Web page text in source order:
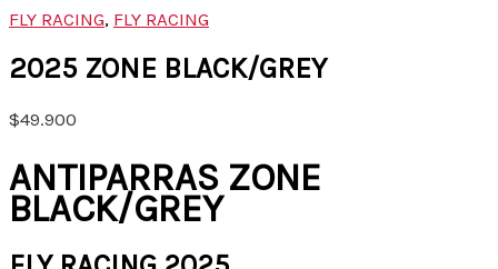
FLY RACING, FLY RACING
2025 ZONE BLACK/GREY
$49.900
ANTIPARRAS ZONE
BLACK/GREY